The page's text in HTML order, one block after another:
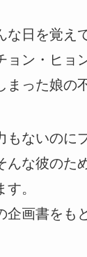
な日を覚え
ョン・ヒョ
まった娘の
もないのに
んな彼のた
。
企画書をも